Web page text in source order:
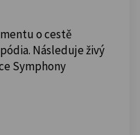
o cestě
Následuje živý
Symphony